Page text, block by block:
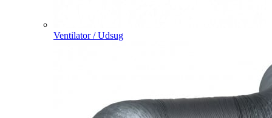
Ventilator / Udsug